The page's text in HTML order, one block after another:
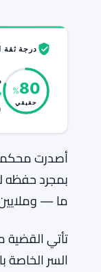
درجة ثقة
80
%
حقيقي
أصدرت محكمة صينية حكمًا
بمجرد حفظه
ما —
تأتي
السر